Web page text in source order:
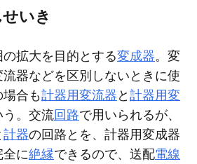
いき
拡大を目的とする変成器。変
流器などを区別しないときに使
合も計器用変流器 と 計器用変
う。交流回路で用いられるが、
計器の回路とを、計器用変成器
全に絶縁できるので、送配電線